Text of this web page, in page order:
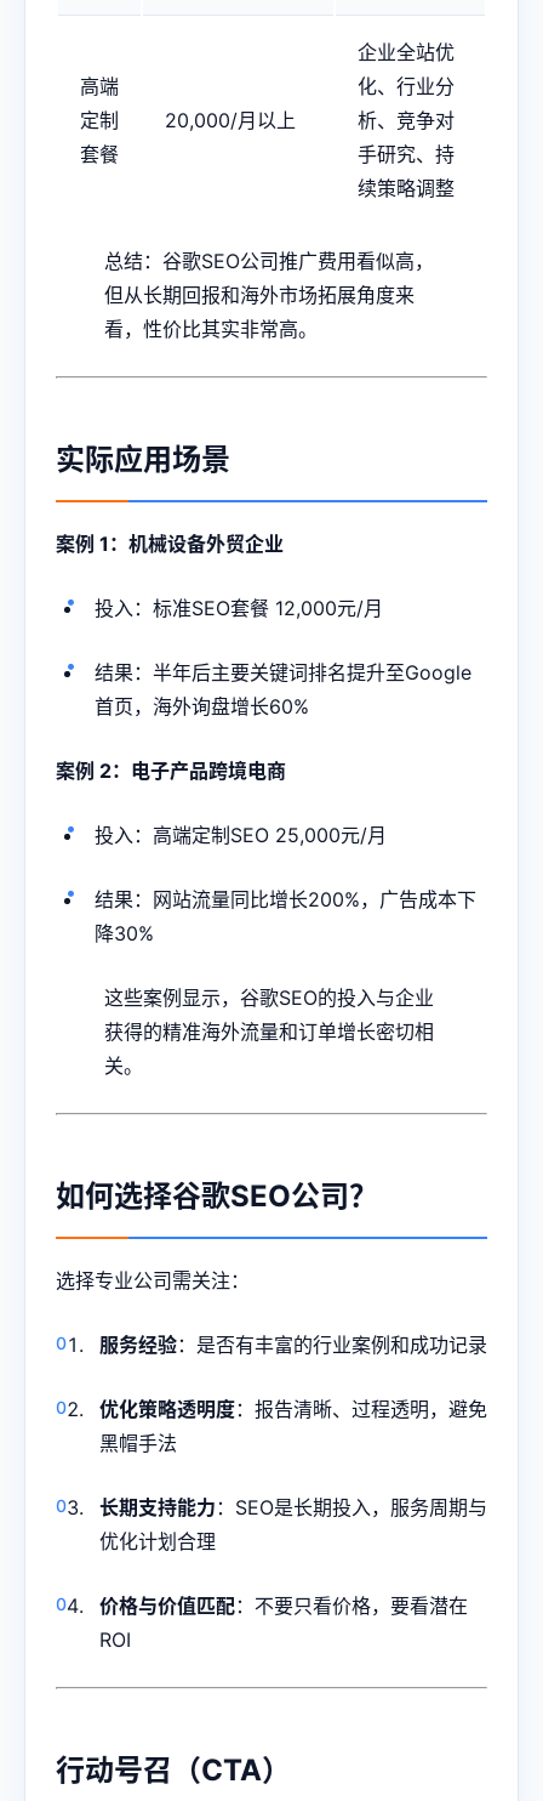
高端
定制
套餐
20,000/月以上
企业全站优
化、行业分
析、竞争对
手研究、持
续策略调整
总结：谷歌SEO公司推广费用看似高，
但从长期回报和海外市场拓展角度来
看，性价比其实非常高。
实际应用场景
案例 1：机械设备外贸企业
投入：标准SEO套餐 12,000元/月
结果：半年后主要关键词排名提升至Google
首页，海外询盘增长60%
案例 2：电子产品跨境电商
投入：高端定制SEO 25,000元/月
结果：网站流量同比增长200%，广告成本下
降30%
这些案例显示，谷歌SEO的投入与企业
获得的精准海外流量和订单增长密切相
关。
如何选择谷歌SEO公司？
选择专业公司需关注：
服务经验：是否有丰富的行业案例和成功记录
优化策略透明度：报告清晰、过程透明，避免
黑帽手法
长期支持能力 ：SEO是长期投入，服务周期与
优化计划合理
价格与价值匹配：不要只看价格，要看潜在
ROI
行动号召（CTA）